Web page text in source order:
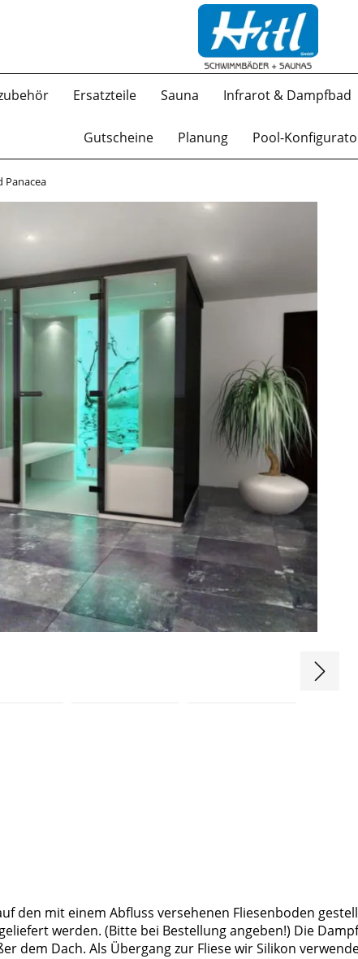
Ersatzteile Sauna Infrarot & Dampfbad
Gutscheine Planung Pool-
Panacea
den mit einem Abfluss versehenen Fliesenboden
werden. (Bitte bei Bestellung angeben!) Die
dem Dach. Als Übergang zur Fliese wir Silikon